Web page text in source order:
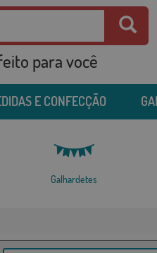
para você
E CONFECÇÃO
Galhardetes